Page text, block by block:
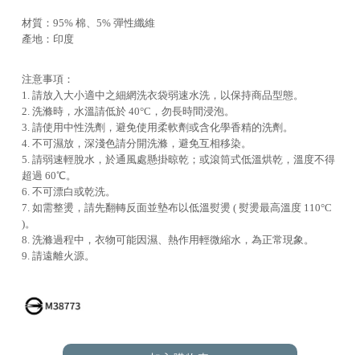
材質：95% 棉、5% 彈性纖維
產地：印度
注意事項：
1. 請放入大小適中之細網洗衣袋弱速水洗，以保持商品型態。
2. 洗滌時，水溫請低於 40°C，勿長時間浸泡。
3. 請使用中性洗劑，避免使用柔軟劑或含化學香精的洗劑。
4. 不可濕放，深淺色請分開洗滌，避免互相移染。
5. 請弱速輕脫水，於通風處懸掛晾乾；或滾筒式低溫烘乾，溫度不得
超過 60℃。
6. 不可漂白或乾洗。
7. 如需整燙，請先翻轉反面並墊布以低溫熨燙 ( 熨燙最高溫度 110°C
)。
8. 洗滌過程中，衣物可能因濕、熱作用輕微縮水，為正常現象。
9. 請遠離火源。